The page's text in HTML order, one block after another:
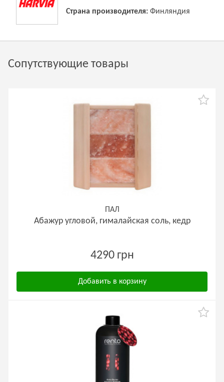
Страна производителя: Финляндия
Сопутствующие товары
ПАЛ
Абажур угловой, гималайская соль, кедр
4290 грн
Добавить в корзину